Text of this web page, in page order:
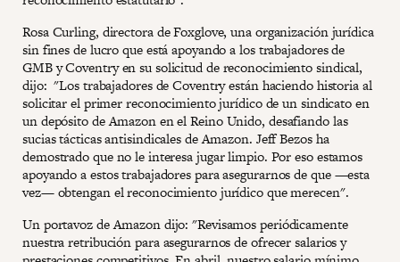
Rosa Curling, directora de Foxglove, una organización jurídica
sin fines de lucro que está apoyando a los trabajadores de
GMB y Coventry en su solicitud de reconocimiento sindical,
dijo: "Los trabajadores de Coventry están haciendo historia al
solicitar el primer reconocimiento jurídico de un sindicato en
un depósito de Amazon en el Reino Unido, desafiando las
sucias tácticas antisindicales de Amazon. Jeff Bezos ha
demostrado que no le interesa jugar limpio. Por eso estamos
apoyando a estos trabajadores para asegurarnos de que —esta
vez— obtengan el reconocimiento jurídico que merecen".
Un portavoz de Amazon dijo: "Revisamos periódicamente
nuestra retribución para asegurarnos de ofrecer salarios y